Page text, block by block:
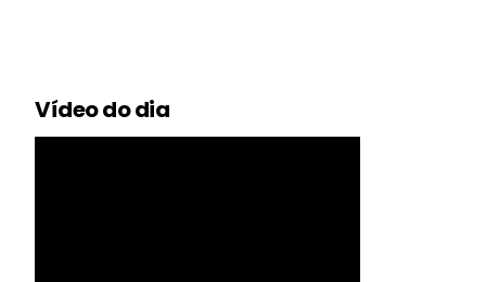
Vídeo do dia